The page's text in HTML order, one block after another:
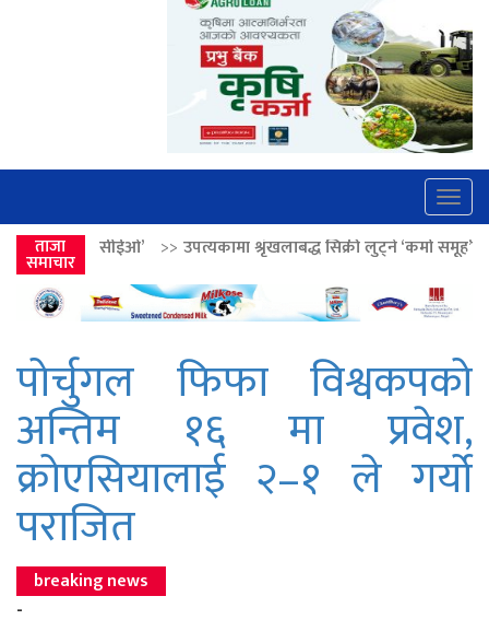
ताजा
समाचार
उपत्यकामा श्रृंखलाबद्ध सिक्री लुट्ने ‘कर्मा समूह’का नाइकेसहित पाँच पक्राउ
पोर्चुगल फिफा विश्वकपको
अन्तिम १६ मा प्रवेश,
क्रोएसियालाई २–१ ले गर्यो
पराजित
breaking news
-